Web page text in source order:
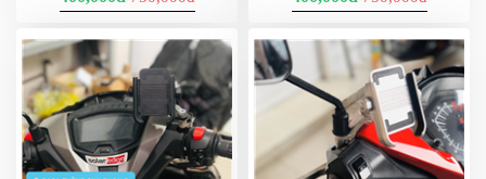
DẪN
MUA
HÀNG